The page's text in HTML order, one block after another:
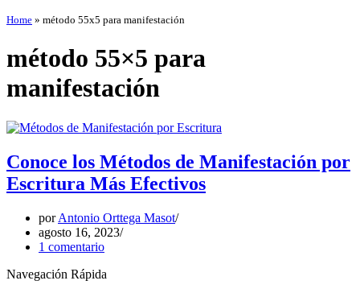
Home » método 55x5 para manifestación
método 55×5 para
manifestación
Conoce los Métodos de Manifestación por
Escritura Más Efectivos
porAntonio Orttega Masot
agosto 16, 2023
1 comentario
Navegación Rápida